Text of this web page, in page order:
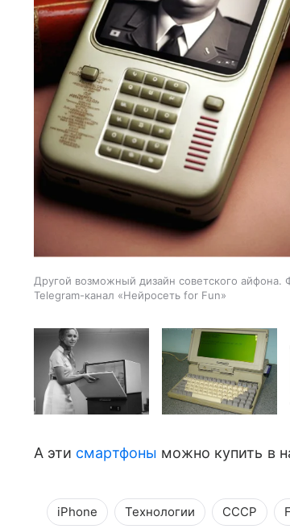
Другой возможный дизайн советского айфона.
Telegram-канал «Нейросеть for Fun»
А эти смартфоны можно купить в
iPhone Технологии СССР